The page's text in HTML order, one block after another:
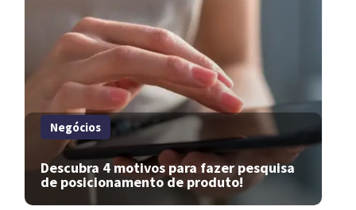
Negócios
Descubra 4 motivos para fazer pesquisa
de posicionamento de produto!